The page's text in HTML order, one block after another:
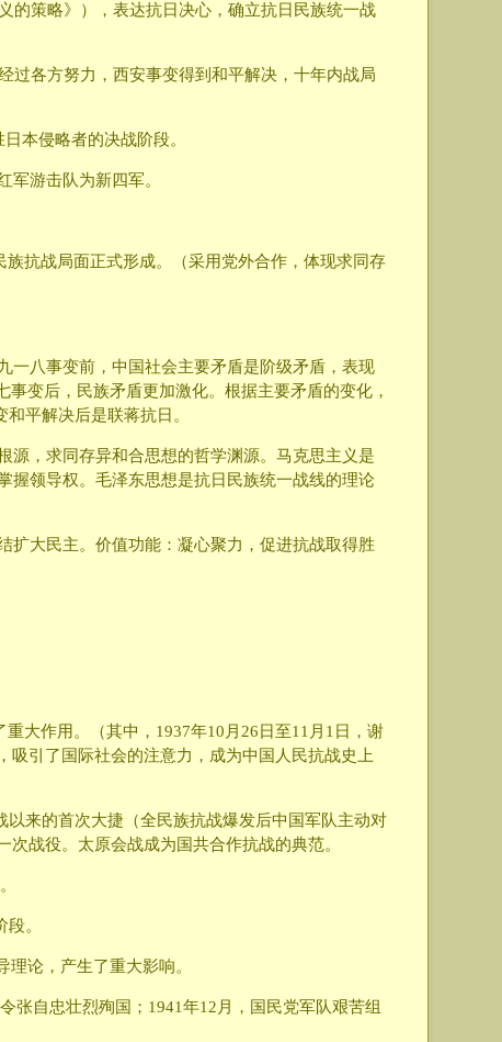
的策略》），表达抗日决心，确立抗日民族统一战
过各方努力，西安事变得到和平解决，十年内战局
本侵略者的决战阶段。
游击队为新四军。
抗战局面正式形成。（采用党外合作，体现求同存
八事变前，中国社会主要矛盾是阶级矛盾，表现
变后，民族矛盾更加激化。根据主要矛盾的变化，
平解决后是联蒋抗日。
，求同存异和合思想的哲学渊源。马克思主义是
握领导权。毛泽东思想是抗日民族统一战线的理论
大民主。价值功能：凝心聚力，促进抗战取得胜
大作用。（其中，1937年10月26日至11月1日，谢
引了国际社会的注意力，成为中国人民抗战史上
来的首次大捷（全民族抗战爆发后中国军队主动对
战役。太原会战成为国共合作抗战的典范。
。
论，产生了重大影响。
自忠壮烈殉国；1941年12月，国民党军队艰苦组